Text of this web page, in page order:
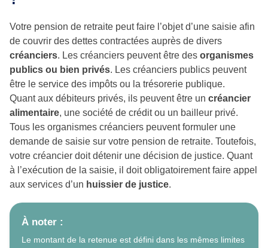
Votre pension de retraite peut faire l’objet d’une saisie afin
de couvrir des dettes contractées auprès de divers
créanciers. Les créanciers peuvent être des organismes
publics ou bien privés. Les créanciers publics peuvent
être le service des impôts ou la trésorerie publique.
Quant aux débiteurs privés, ils peuvent être un créancier
alimentaire, une société de crédit ou un bailleur privé.
Tous les organismes créanciers peuvent formuler une
demande de saisie sur votre pension de retraite. Toutefois,
votre créancier doit détenir une décision de justice. Quant
à l’exécution de la saisie, il doit obligatoirement faire appel
aux services d’un huissier de justice.
À noter :
Le montant de la retenue est défini dans les mêmes limites